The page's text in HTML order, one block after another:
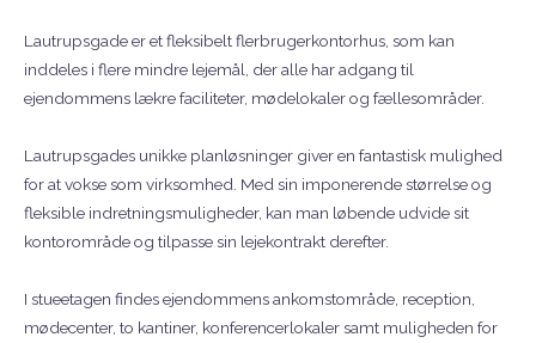
Lautrupsgade er et fleksibelt flerbrugerkontorhus, som kan
inddeles i flere mindre lejemål, der alle har adgang til
ejendommens lækre faciliteter, mødelokaler og fællesområder.
Lautrupsgades unikke planløsninger giver en fantastisk mulighed
for at vokse som virksomhed. Med sin imponerende størrelse og
fleksible indretningsmuligheder, kan man løbende udvide sit
kontorområde og tilpasse sin lejekontrakt derefter.
I stueetagen findes ejendommens ankomstområde, reception,
mødecenter, to kantiner, konferencerlokaler samt muligheden for